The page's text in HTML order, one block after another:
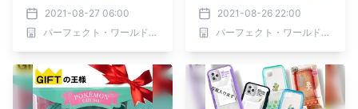
と！？！？
2021-08-27 06:00
パーフェクト・ワールド株式会社
リップクリーム
2021-08-26 22:00
パーフェクト・ワールド株式会社